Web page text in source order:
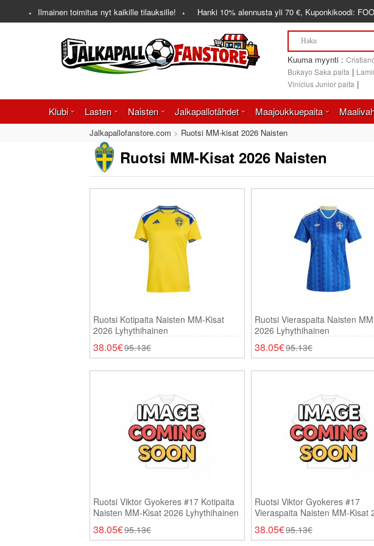
Ilmainen toimitus nyt kaikille tilauksille! Hanki 10% alennusta yli 70 €, Kuponkikoodi:
Kuuma myynti :
Bukayo Saka paita |
Vinicius Junior paita |
Klubi Lasten Naisten Jalkapallotähdet Maajoukkuepaita
Jalkapallofanstore.com Ruotsi MM-kisat 2026 Naisten
Ruotsi MM-Kisat 2026 Naisten
Ruotsi Kotipaita Naisten MM-Kisat
2026 Lyhythihainen
38.05€95.13€
Ruotsi Vieraspaita Naisten
2026 Lyhythihainen
38.05€95.13€
Ruotsi Viktor Gyokeres #17 Kotipaita
Naisten MM-Kisat 2026 Lyhythihainen
38.05€95.13€
Ruotsi Viktor Gyokeres #17
Vieraspaita Naisten MM-Kisat
Lyhythihainen
38.05€95.13€